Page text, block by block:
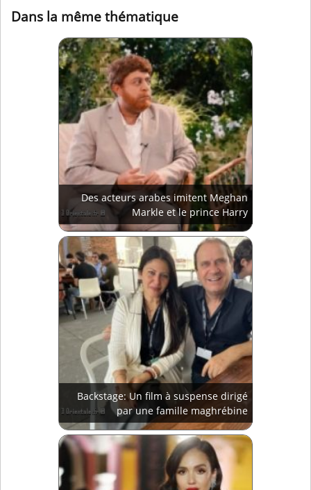
Dans la même thématique
Des acteurs arabes imitent Meghan
Markle et le prince Harry
Backstage: Un film à suspense dirigé
par une famille maghrébine